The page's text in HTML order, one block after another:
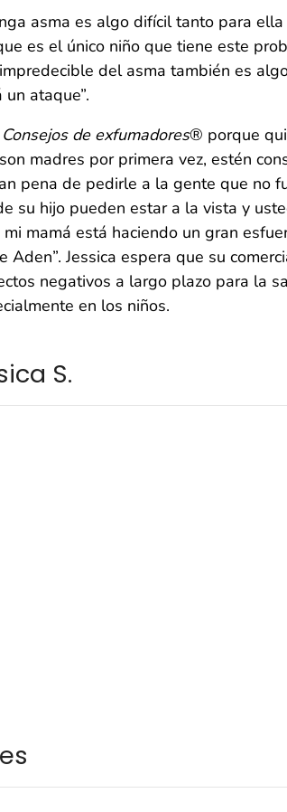
asma es algo difícil tanto para
es el único niño que tiene este
del asma también es
ataque”.
Consejos de exfumadores® porque
madres por primera vez, estén
pena de pedirle a la gente que no
su hijo pueden estar a la vista y
mamá está haciendo un gran
Aden”. Jessica espera que su
negativos a largo plazo para la
en los niños.
S.